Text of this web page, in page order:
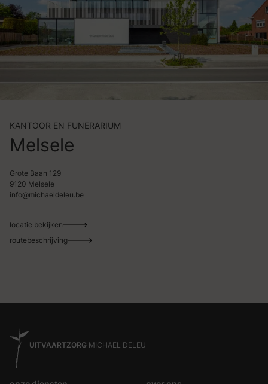
KANTOOR EN FUNERARIUM
Melsele
Grote Baan 129
9120 Melsele
info@michaeldeleu.be
locatie bekijken
routebeschrijving
UITVAARTZORG MICHAEL DELEU